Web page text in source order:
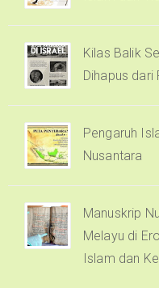
Kilas Balik
Dihapus dari
Pengaruh
Nusantara
Manuskrip
Melayu di
Islam dan